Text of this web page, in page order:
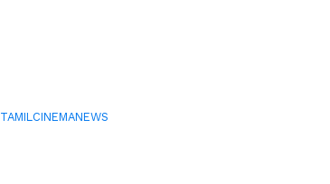
TAMILCINEMANEWS